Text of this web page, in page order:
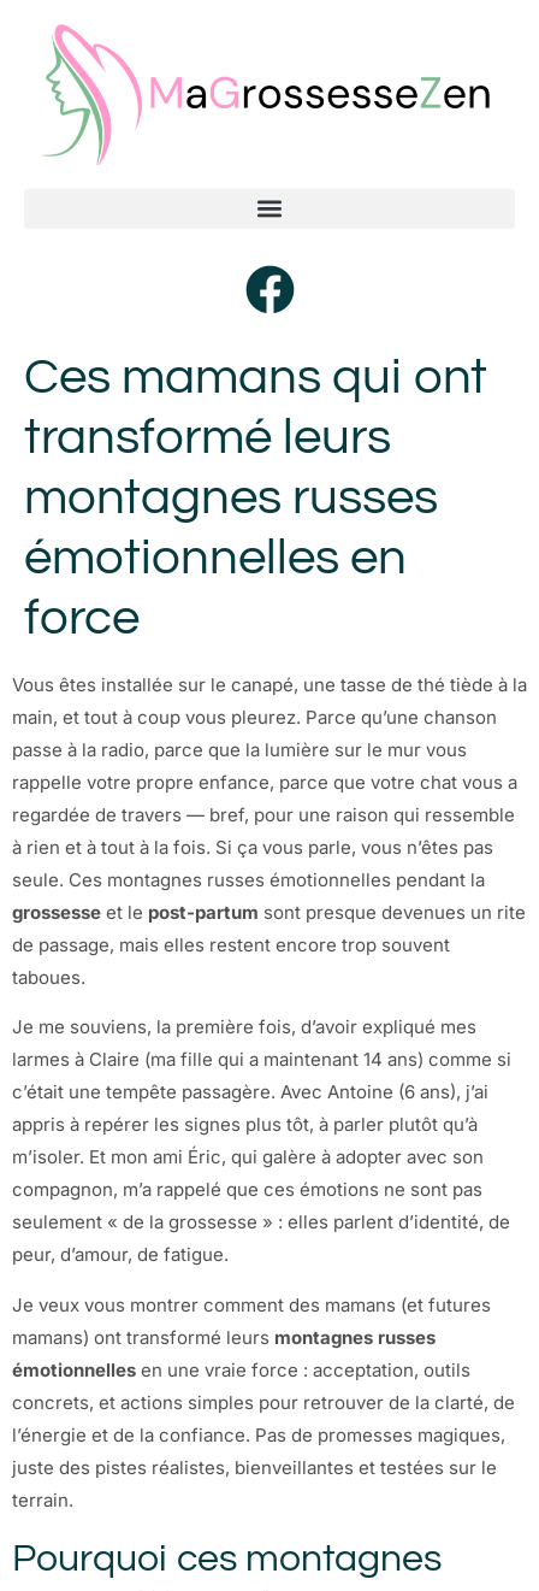
Ces mamans qui ont
transformé leurs
montagnes russes
émotionnelles en
force
Vous êtes installée sur le canapé, une tasse de thé tiède à la
main, et tout à coup vous pleurez. Parce qu’une chanson
passe à la radio, parce que la lumière sur le mur vous
rappelle votre propre enfance, parce que votre chat vous a
regardée de travers — bref, pour une raison qui ressemble
à rien et à tout à la fois. Si ça vous parle, vous n’êtes pas
seule. Ces montagnes russes émotionnelles pendant la
grossesse et le post-partum sont presque devenues un rite
de passage, mais elles restent encore trop souvent
taboues.
Je me souviens, la première fois, d’avoir expliqué mes
larmes à Claire (ma fille qui a maintenant 14 ans) comme si
c’était une tempête passagère. Avec Antoine (6 ans), j’ai
appris à repérer les signes plus tôt, à parler plutôt qu’à
m’isoler. Et mon ami Éric, qui galère à adopter avec son
compagnon, m’a rappelé que ces émotions ne sont pas
seulement « de la grossesse » : elles parlent d’identité, de
peur, d’amour, de fatigue.
Je veux vous montrer comment des mamans (et futures
mamans) ont transformé leurs montagnes russes
émotionnelles en une vraie force : acceptation, outils
concrets, et actions simples pour retrouver de la clarté, de
l’énergie et de la confiance. Pas de promesses magiques,
juste des pistes réalistes, bienveillantes et testées sur le
terrain.
Pourquoi ces montagnes